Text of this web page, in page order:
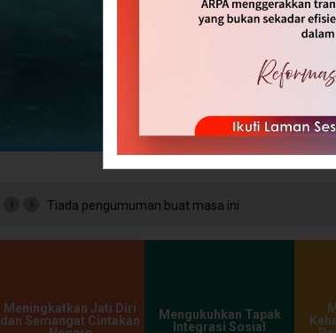
Tiada pengumuman buat masa ini
Meningkatkan Jati Diri
dan Semangat Cintakan
Mengukuhkan Tapak
Integrasi Sosial